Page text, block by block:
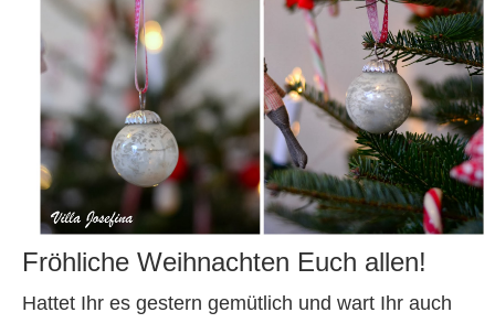
Fröhliche Weihnachten Euch allen!
Hattet Ihr es gestern gemütlich und wart Ihr auch